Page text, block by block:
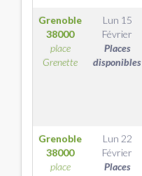
Grenoble
38000
place
Grenette
Lun 15
Février
Places
disponibles
Grenoble
38000
place
Lun 22
Février
Places